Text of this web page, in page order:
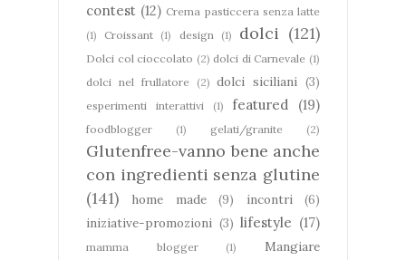
contest (12) Crema pasticcera senza latte
(1)
Croissant (1) design (1) dolci (121)
Dolci col cioccolato (2) dolci di Carnevale (1)
dolci nel frullatore
(2) dolci siciliani (3)
esperimenti interattivi (1) featured (19)
foodblogger (1) gelati/granite (2)
Glutenfree-vanno bene anche
con ingredienti senza glutine
(141)
home made (9) incontri
(6)
iniziative-promozioni (3) lifestyle (17)
mamma blogger (1)
Mangiare